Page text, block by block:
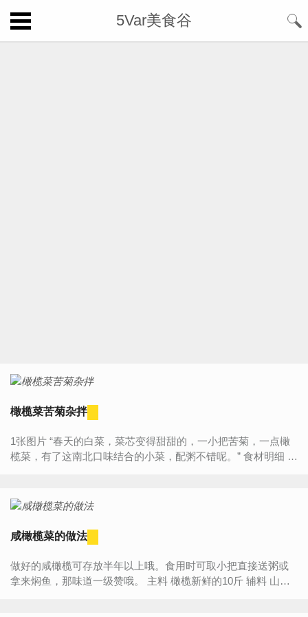
5Var美食谷
橄榄菜苦菊杂拌
1张图片 “春天的白菜，菜芯变得甜甜的，一小把苦菊，一点橄
榄菜，有了这南北口味结合的小菜，配粥不错呢。” 食材明细 主
咸橄榄菜的做法
做好的咸橄榄可存放半年以上哦。食用时可取小把直接送粥或
拿来焖鱼，那味道一级赞哦。 主料 橄榄新鲜的10斤 辅料 山姜8